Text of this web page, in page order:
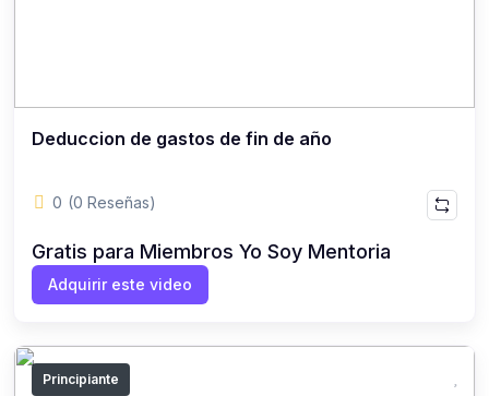
Deduccion de gastos de fin de año
0 (0 Reseñas)
Gratis para Miembros Yo Soy Mentoria
Adquirir este video
Principiante